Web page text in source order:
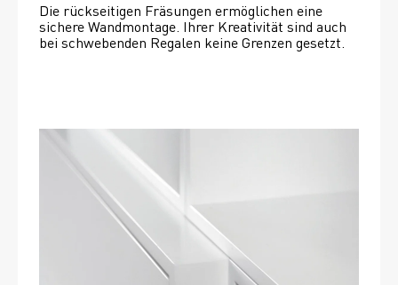
Die rückseitigen Fräsungen ermöglichen eine
sichere Wandmontage. Ihrer Kreativität sind auch
bei schwebenden Regalen keine Grenzen gesetzt.